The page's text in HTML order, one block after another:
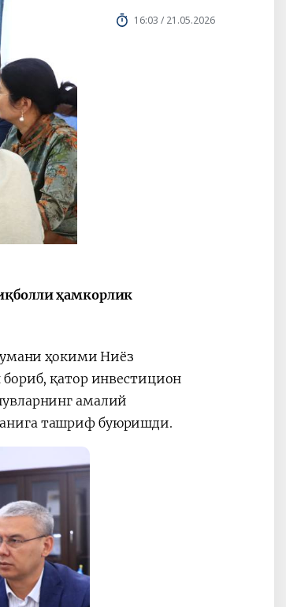
16:03 / 21.05.2026
ҳамкорлик
ҳокими Ниёз
қатор инвестицион
амалий
ташриф буюришди.